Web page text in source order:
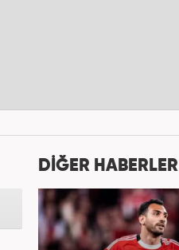
DİĞER HABERLER